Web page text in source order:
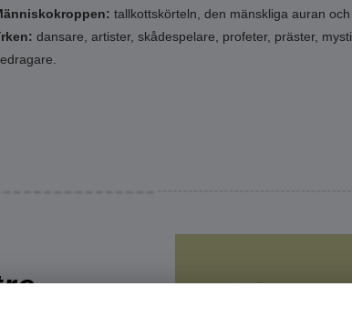
tallkottskörteln, den mänskliga auran
dansare, artister, skådespelare, profeter, präster,